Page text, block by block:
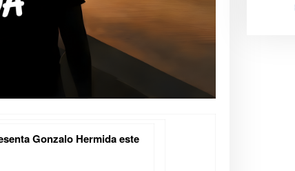
Gonzalo Hermida este